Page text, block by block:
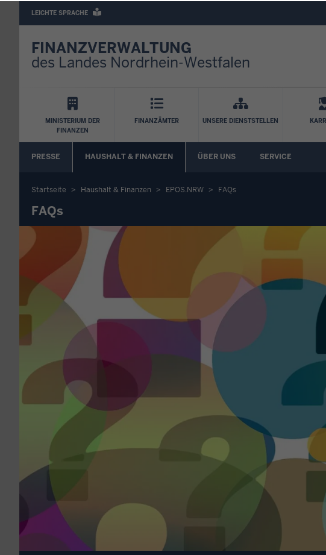
Sprachen
LEICHTE SPRACHE
FINANZVERWALTUNG
des Landes Nordrhein-Westfalen
Hauptnavigation
MINISTERIUM DER
FINANZEN
FINANZÄMTER UNSERE DIENSTSTELLEN
PRESSE HAUSHALT & FINANZEN ÜBER UNS SERVICE
Sie
befinden
sich
hier
Startseite Haushalt & Finanzen EPOS.NRW FAQs
FAQs